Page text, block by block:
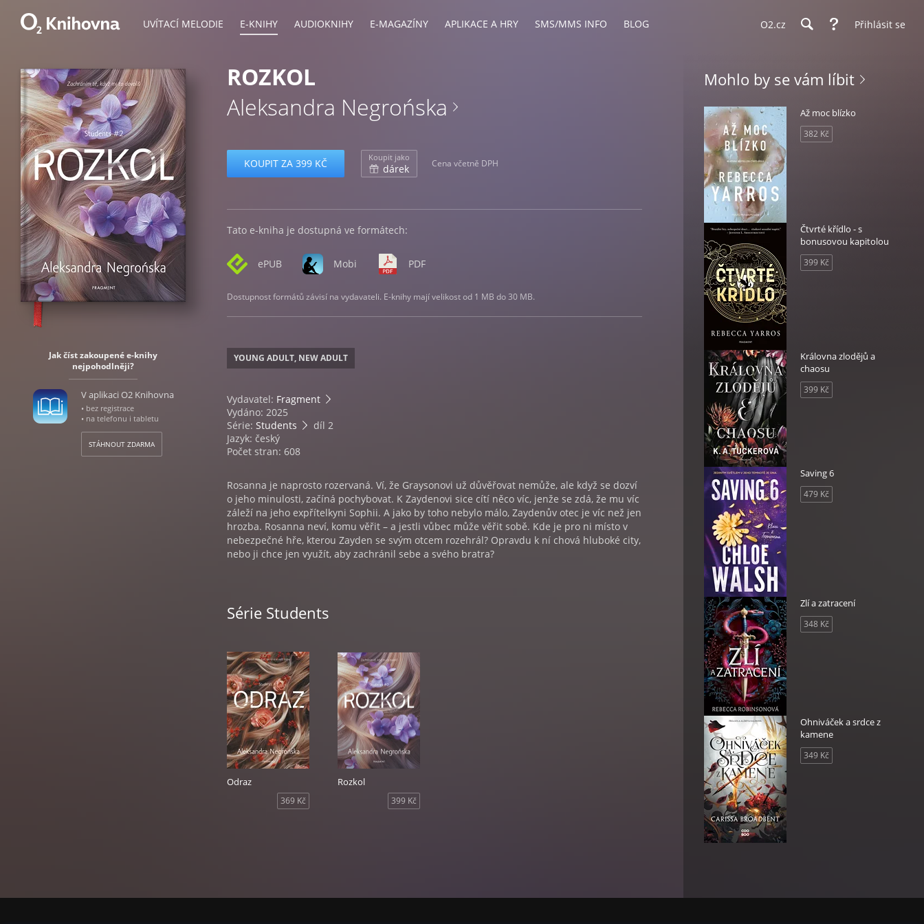
UVÍTACÍ MELODIE E-KNIHY AUDIOKNIHY E-MAGAZÍNY APLIKACE A HRY SMS/MMS INFO BLOG O2.cz Přihlásit se
Jak číst zakoupené e-knihy
nejpohodlněji?
V aplikaci O2 Knihovna
• bez registrace
• na telefonu i tabletu
STÁHNOUT ZDARMA
ROZKOL
Aleksandra Negrońska
KOUPIT ZA 399 KČ Koupit jako
dárek Cena včetně DPH
Tato e-kniha je dostupná ve formátech:
ePUB Mobi PDF
Dostupnost formátů závisí na vydavateli. E-knihy mají velikost od 1 MB do 30 MB.
YOUNG ADULT, NEW ADULT
Vydavatel: Fragment
Vydáno: 2025
Série: Students
díl 2
Jazyk: český
Počet stran: 608
Rosanna je naprosto rozervaná. Ví, že Graysonovi už důvěřovat nemůže, ale když se dozví
o jeho minulosti, začíná pochybovat. K Zaydenovi sice cítí něco víc, jenže se zdá, že mu víc
záleží na jeho expřítelkyni Sophii. A jako by toho nebylo málo, Zaydenův otec je víc než jen
hrozba. Rosanna neví, komu věřit – a jestli vůbec může věřit sobě. Kde je pro ni místo v
nebezpečné hře, kterou Zayden se svým otcem rozehrál? Opravdu k ní chová hluboké city,
nebo ji chce jen využít, aby zachránil sebe a svého bratra?
Série Students
Odraz
369 Kč
Rozkol
399 Kč
Mohlo by se vám líbit
Až moc blízko
382 Kč
Čtvrté křídlo - s
bonusovou kapitolou
399 Kč
Královna zlodějů a
chaosu
399 Kč
Saving 6
479 Kč
Zlí a zatracení
348 Kč
Ohniváček a srdce z
kamene
349 Kč